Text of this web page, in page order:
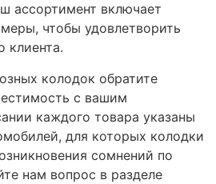
ассортимент включает
чтобы удовлетворить
клиента.
колодок обратите
с вашим
каждого товара указаны
для которых колодки
сомнений по
нам вопрос в разделе